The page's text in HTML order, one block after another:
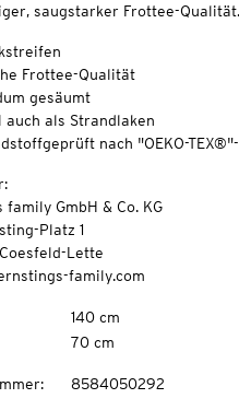
saugstarker Frottee-Qualität.
Frottee-Qualität
gesäumt
auch als Strandlaken
nach "OEKO-
family GmbH & Co. KG
Platz 1
Lette
family.com
140 cm
70 cm
: 8584050292